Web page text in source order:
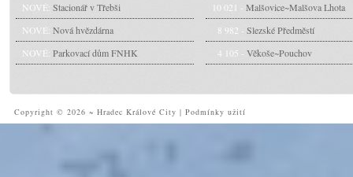
NOVÉ: Stacionář v Třebši
NOVÉ: Nová hvězdárna
NOVÉ: Parkovací dům FNHK
10 021 - Malšovice~Malšova Lhota
8 982 - Slezské Předměstí
4 105 - Věkoše~Pouchov
Copyright © 2026 ~ Hradec Králové City | Podmínky užití